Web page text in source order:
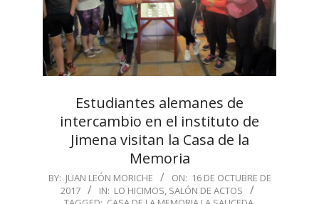
Estudiantes alemanes de
intercambio en el instituto de
Jimena visitan la Casa de la
Memoria
2017-
BY: JUAN LEÓN MORICHE ON: 16 DE OCTUBRE DE
2017
IN: LO HICIMOS SALÓN DE ACTOS